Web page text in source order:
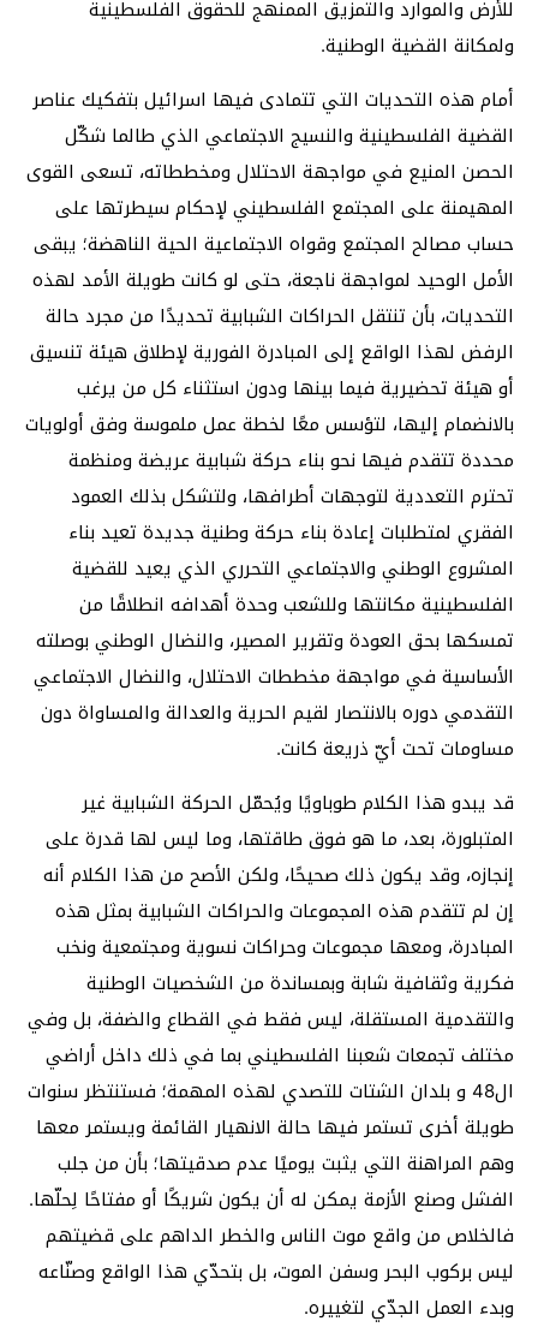
للأرض والموارد والتمزيق الممنهج للحقوق الفلسطينية
ولمكانة القضية الوطنية.
أمام هذه التحديات التي تتمادى فيها اسرائيل بتفكيك عناصر
القضية الفلسطينية والنسيج الاجتماعي الذي طالما شكّل
الحصن المنيع في مواجهة الاحتلال ومخططاته، تسعى القوى
المهيمنة على المجتمع الفلسطيني لإحكام سيطرتها على
حساب مصالح المجتمع وقواه الاجتماعية الحية الناهضة؛ يبقى
الأمل الوحيد لمواجهة ناجعة، حتى لو كانت طويلة الأمد لهذه
التحديات، بأن تنتقل الحراكات الشبابية تحديدًا من مجرد حالة
الرفض لهذا الواقع إلى المبادرة الفورية لإطلاق هيئة تنسيق
أو هيئة تحضيرية فيما بينها ودون استثناء كل من يرغب
بالانضمام إليها، لتؤسس معًا لخطة عمل ملموسة وفق أولويات
محددة تتقدم فيها نحو بناء حركة شبابية عريضة ومنظمة
تحترم التعددية لتوجهات أطرافها، ولتشكل بذلك العمود
الفقري لمتطلبات إعادة بناء حركة وطنية جديدة تعيد بناء
المشروع الوطني والاجتماعي التحرري الذي يعيد للقضية
الفلسطينية مكانتها وللشعب وحدة أهدافه انطلاقًا من
تمسكها بحق العودة وتقرير المصير، والنضال الوطني بوصلته
الأساسية في مواجهة مخططات الاحتلال، والنضال الاجتماعي
التقدمي دوره بالانتصار لقيم الحرية والعدالة والمساواة دون
مساومات تحت أيّ ذريعة كانت.
قد يبدو هذا الكلام طوباويًا ويُحمّل الحركة الشبابية غير
المتبلورة، بعد، ما هو فوق طاقتها، وما ليس لها قدرة على
إنجازه، وقد يكون ذلك صحيحًا، ولكن الأصح من هذا الكلام أنه
إن لم تتقدم هذه المجموعات والحراكات الشبابية بمثل هذه
المبادرة، ومعها مجموعات وحراكات نسوية ومجتمعية ونخب
فكرية وثقافية شابة وبمساندة من الشخصيات الوطنية
والتقدمية المستقلة، ليس فقط في القطاع والضفة، بل وفي
مختلف تجمعات شعبنا الفلسطيني بما في ذلك داخل أراضي
ال48 و بلدان الشتات للتصدي لهذه المهمة؛ فستنتظر سنوات
طويلة أخرى تستمر فيها حالة الانهيار القائمة ويستمر معها
وهم المراهنة التي يثبت يوميًا عدم صدقيتها؛ بأن من جلب
الفشل وصنع الأزمة يمكن له أن يكون شريكًا أو مفتاحًا لِحلّها.
فالخلاص من واقع موت الناس والخطر الداهم على قضيتهم
ليس بركوب البحر وسفن الموت، بل بتحدّي هذا الواقع وصنّاعه
وبدء العمل الجدّي لتغييره.